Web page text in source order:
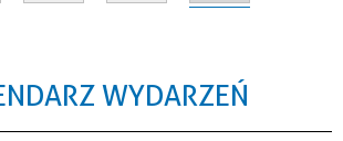
WYDARZEŃ